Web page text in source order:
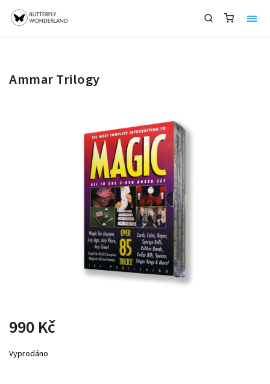
Ammar Trilogy
990 Kč
Vyprodáno